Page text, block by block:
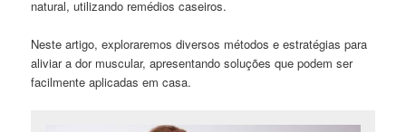
natural, utilizando remédios caseiros.
Neste artigo, exploraremos diversos métodos e estratégias para
aliviar a dor muscular, apresentando soluções que podem ser
facilmente aplicadas em casa.